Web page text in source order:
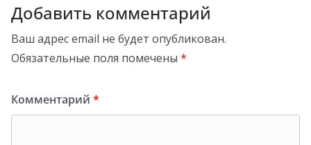
Добавить комментарий
Ваш адрес email не будет опубликован.
Обязательные поля помечены *
Комментарий *